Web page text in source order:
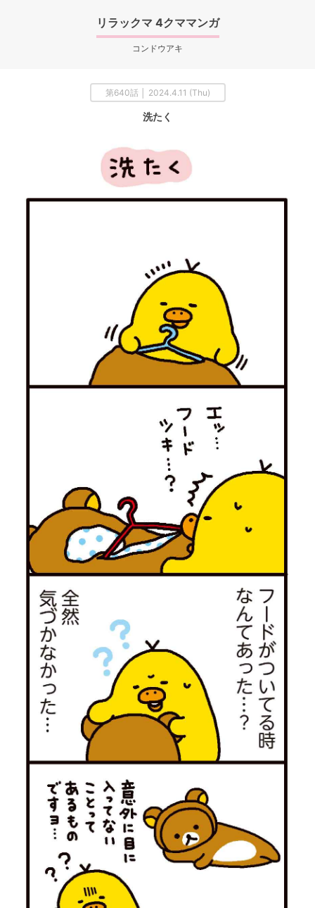
リラックマ 4クママンガ
コンドウアキ
第640話 │ 2024.4.11 (Thu)
洗たく